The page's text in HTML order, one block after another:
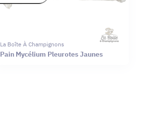
La Boîte À Champignons
Pain Mycélium Pleurotes Jaunes